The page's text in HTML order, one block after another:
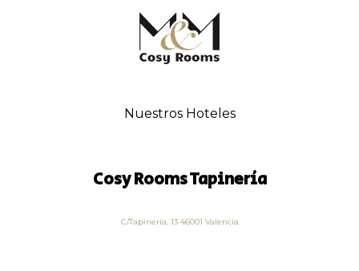
Nuestros Hoteles
Cosy Rooms Tapinería
C/Tapinería, 13 46001 Valencia